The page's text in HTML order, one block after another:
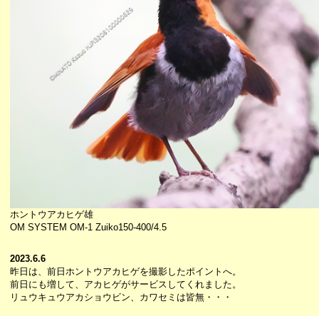
ホントウアカヒゲ雄
OM SYSTEM OM-1 Zuiko150-400/4.5
2023.6.6
昨日は、前日ホントウアカヒゲを撮影したポイントへ。
前日にも増して、アカヒゲがサービスしてくれました。
リュウキュウアカショウビン、カワセミは皆無・・・